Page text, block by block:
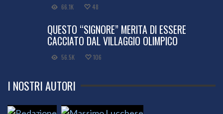
66.1K 48
QUESTO “SIGNORE” MERITA DI ESSERE
CACCIATO DAL VILLAGGIO OLIMPICO
56.5K 106
I NOSTRI AUTORI